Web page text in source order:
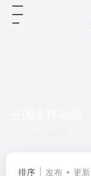
排序 发布 更新